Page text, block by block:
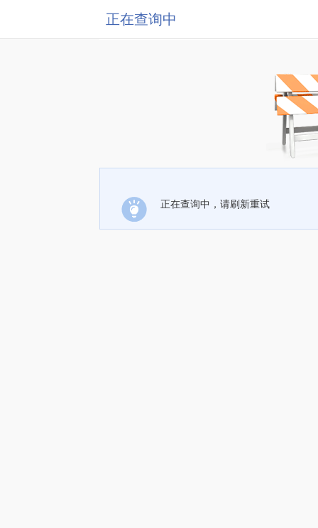
正在查询中
正在查询中，请刷新重试